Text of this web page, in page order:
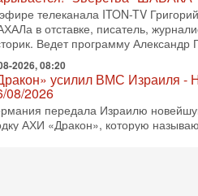
2026, 08:20
усилил ВМС Израиля
08/2026
передала Израилю
АХИ «Дракон», которую
на Ближнем Востоке.
2026, 18:16
ещё Нетаниягу
вечен?» — почему